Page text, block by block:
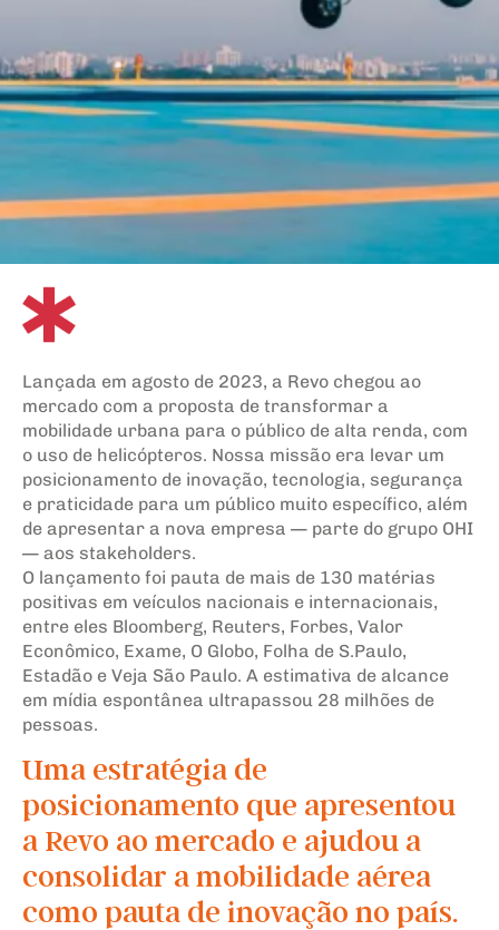
Lançada em agosto de 2023, a Revo chegou ao
mercado com a proposta de transformar a
mobilidade urbana para o público de alta renda, com
o uso de helicópteros. Nossa missão era levar um
posicionamento de inovação, tecnologia, segurança
e praticidade para um público muito específico, além
de apresentar a nova empresa — parte do grupo OHI
— aos stakeholders.
O lançamento foi pauta de mais de 130 matérias
positivas em veículos nacionais e internacionais,
entre eles Bloomberg, Reuters, Forbes, Valor
Econômico, Exame, O Globo, Folha de S.Paulo,
Estadão e Veja São Paulo. A estimativa de alcance
em mídia espontânea ultrapassou 28 milhões de
pessoas.
Uma estratégia de
posicionamento que apresentou
a Revo ao mercado e ajudou a
consolidar a mobilidade aérea
como pauta de inovação no país.